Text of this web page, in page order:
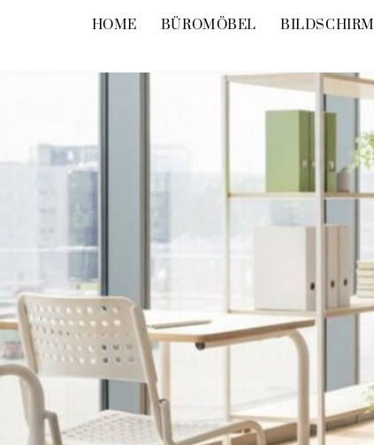
HOME BÜROMÖBEL